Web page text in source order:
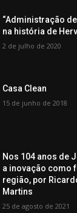
“Administração
na história de
2 de julho de 2020
Casa Clean
15 de junho de 2018
Nos 104 anos de
a inovação como
região, por
Martins
25 de agosto de 2021